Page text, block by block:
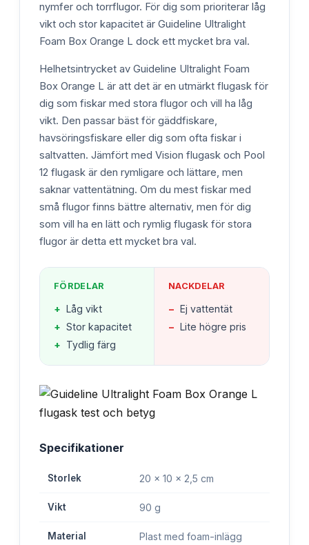
nymfer och torrflugor. För dig som prioriterar låg
vikt och stor kapacitet är Guideline Ultralight
Foam Box Orange L dock ett mycket bra val.
Helhetsintrycket av Guideline Ultralight Foam
Box Orange L är att det är en utmärkt flugask för
dig som fiskar med stora flugor och vill ha låg
vikt. Den passar bäst för gäddfiskare,
havsöringsfiskare eller dig som ofta fiskar i
saltvatten. Jämfört med Vision flugask och Pool
12 flugask är den rymligare och lättare, men
saknar vattentätning. Om du mest fiskar med
små flugor finns bättre alternativ, men för dig
som vill ha en lätt och rymlig flugask för stora
flugor är detta ett mycket bra val.
FÖRDELAR
+ Låg vikt
+ Stor kapacitet
+ Tydlig färg
NACKDELAR
− Ej vattentät
− Lite högre pris
Specifikationer
Storlek 20 x 10 x 2,5 cm
Vikt 90 g
Material Plast med foam-inlägg